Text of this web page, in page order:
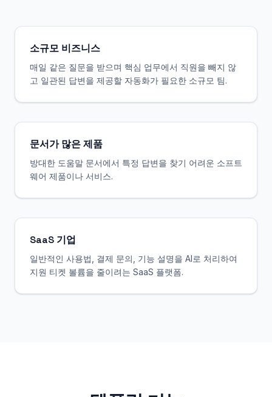
소규모 비즈니스
매일 같은 질문을 받으며 핵심 업무에서 직원을 빼지 않
고 일관된 답변을 제공할 자동화가 필요한 소규모 팀.
문서가 많은 제품
방대한 도움말 문서에서 특정 답변을 찾기 어려운 소프트
웨어 제품이나 서비스.
SaaS 기업
일반적인 사용법, 결제 문의, 기능 설명을 AI로 처리하여
지원 티켓 볼륨을 줄이려는 SaaS 플랫폼.